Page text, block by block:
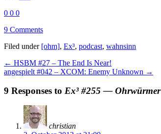
0 0 0
9 Comments
Filed under [ohm], Ex³, podcast, wahnsinn
← HSBM #27 – The End Is Near!
angespielt #042 – XCOM: Enemy Unknown →
9 Responses to Ex³ #255 — Ohrwürmer
christian